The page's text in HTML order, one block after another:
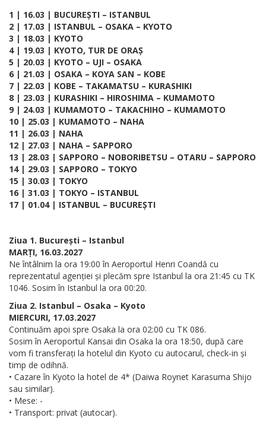
1 | 16.03 | BUCUREȘTI – ISTANBUL
2 | 17.03 | ISTANBUL – OSAKA – KYOTO
3 | 18.03 | KYOTO
4 | 19.03 | KYOTO, TUR DE ORAȘ
5 | 20.03 | KYOTO – UJI – OSAKA
6 | 21.03 | OSAKA – KOYA SAN – KOBE
7 | 22.03 | KOBE – TAKAMATSU – KURASHIKI
8 | 23.03 | KURASHIKI – HIROSHIMA – KUMAMOTO
9 | 24.03 | KUMAMOTO – TAKACHIHO – KUMAMOTO
10 | 25.03 | KUMAMOTO – NAHA
11 | 26.03 | NAHA
12 | 27.03 | NAHA – SAPPORO
13 | 28.03 | SAPPORO – NOBORIBETSU – OTARU – SAPPORO
14 | 29.03 | SAPPORO – TOKYO
15 | 30.03 | TOKYO
16 | 31.03 | TOKYO – ISTANBUL
17 | 01.04 | ISTANBUL – BUCUREȘTI
Ziua 1. București – Istanbul
MARȚI, 16.03.2027
Ne întâlnim la ora 19:00 în Aeroportul Henri Coandă cu
reprezentatul agenției și plecăm spre Istanbul la ora 21:45 cu TK
1046. Sosim în Istanbul la ora 00:20.
Ziua 2. Istanbul – Osaka – Kyoto
MIERCURI, 17.03.2027
Continuăm apoi spre Osaka la ora 02:00 cu TK 086.
Sosim în Aeroportul Kansai din Osaka la ora 18:50, după care
vom fi transferați la hotelul din Kyoto cu autocarul, check-in și
timp de odihnă.
• Cazare în Kyoto la hotel de 4* (Daiwa Roynet Karasuma Shijo
sau similar).
• Mese: -
• Transport: privat (autocar).